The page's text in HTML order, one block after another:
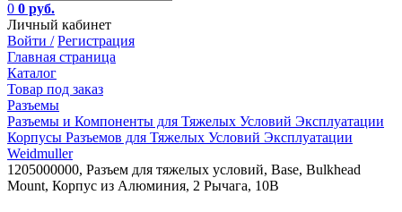
0 0 руб.
Личный кабинет
Войти / Регистрация
Главная страница
Каталог
Товар под заказ
Разъемы
Разъемы и Компоненты для Тяжелых Условий Эксплуатации
Корпусы Разъемов для Тяжелых Условий Эксплуатации
Weidmuller
1205000000, Разъем для тяжелых условий, Base, Bulkhead
Mount, Корпус из Алюминия, 2 Рычага, 10B